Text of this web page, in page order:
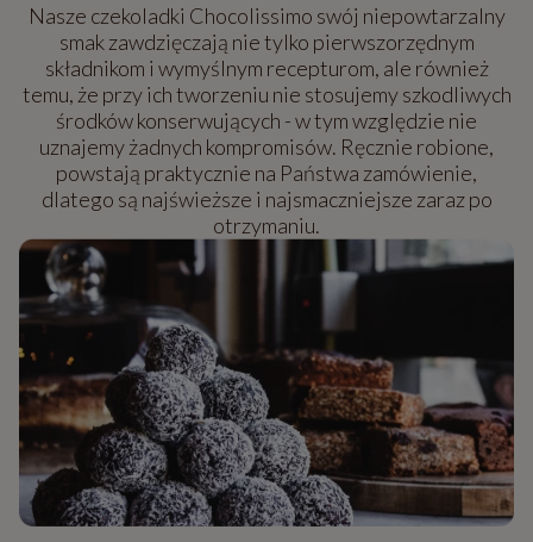
Nasze czekoladki Chocolissimo swój niepowtarzalny
smak zawdzięczają nie tylko pierwszorzędnym
składnikom i wymyślnym recepturom, ale również
temu, że przy ich tworzeniu nie stosujemy szkodliwych
środków konserwujących - w tym względzie nie
uznajemy żadnych kompromisów. Ręcznie robione,
powstają praktycznie na Państwa zamówienie,
dlatego są najświeższe i najsmaczniejsze zaraz po
otrzymaniu.